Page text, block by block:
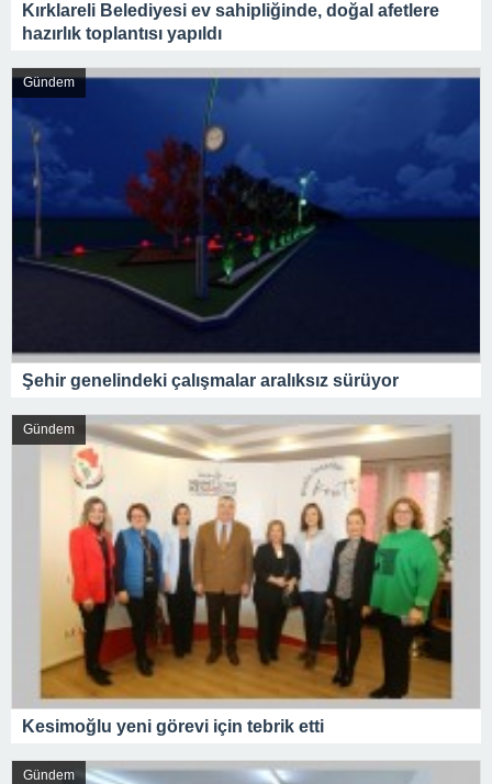
Kırklareli Belediyesi ev sahipliğinde, doğal afetlere
hazırlık toplantısı yapıldı
Gündem
Şehir genelindeki çalışmalar aralıksız sürüyor
Gündem
Kesimoğlu yeni görevi için tebrik etti
Gündem